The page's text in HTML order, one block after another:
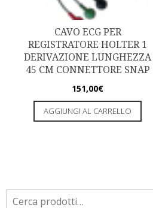
CAVO ECG PER
REGISTRATORE HOLTER 1
DERIVAZIONE LUNGHEZZA
45 CM CONNETTORE SNAP
151,00€
AGGIUNGI AL CARRELLO
Cerca: